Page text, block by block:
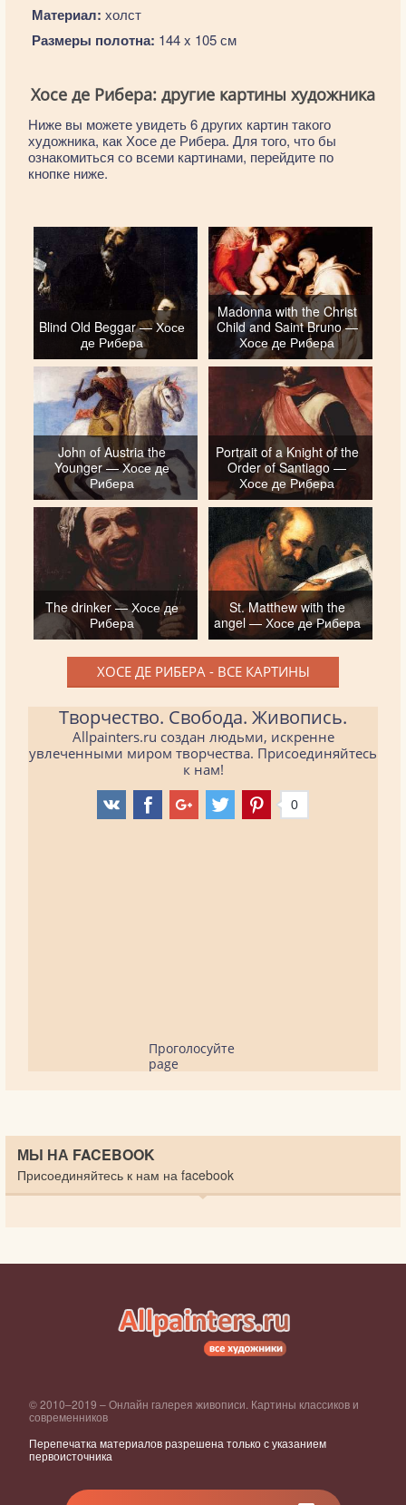
Материал: холст
Размеры полотна: 144 x 105 см
Хосе де Рибера: другие картины художника
Ниже вы можете увидеть 6 других картин такого
художника, как Хосе де Рибера. Для того, что бы
ознакомиться со всеми картинами, перейдите по
кнопке ниже.
Blind Old Beggar — Хосе
де Рибера
Madonna with the Christ
Child and Saint Bruno —
Хосе де Рибера
John of Austria the
Younger — Хосе де
Рибера
Portrait of a Knight of the
Order of Santiago —
Хосе де Рибера
The drinker — Хосе де
Рибера
St. Matthew with the
angel — Хосе де Рибера
ХОСЕ ДЕ РИБЕРА - ВСЕ КАРТИНЫ
Творчество. Свобода. Живопись.
Allpainters.ru создан людьми, искренне
увлеченными миром творчества. Присоединяйтесь
к нам!
0
Проголосуйте
page
МЫ НА FACEBOOK
Присоединяйтесь к нам на facebook
© 2010–2019 – Онлайн галерея живописи. Картины классиков и
современников
Перепечатка материалов разрешена только с указанием
первоисточника